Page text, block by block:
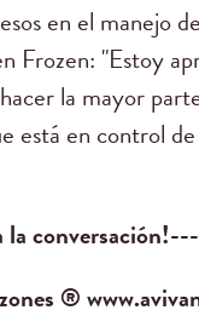
en el manejo
Frozen: "Estoy
la mayor
en control
la
®